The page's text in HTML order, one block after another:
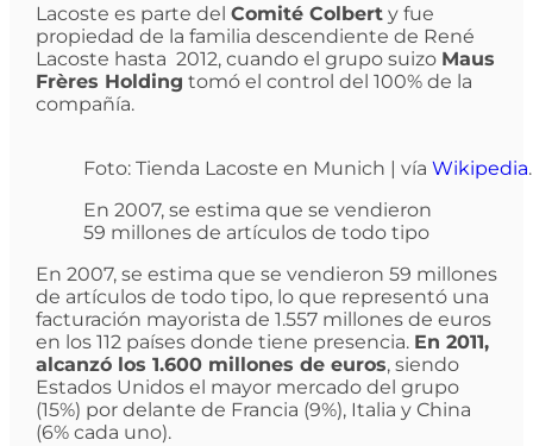
Lacoste es parte del Comité Colberty fue
propiedad de la familia descendiente de René
Lacoste hasta 2012, cuando el grupo suizo Maus
Frères Holding tomó el control del 100% de la
compañía.
Foto: Tienda Lacoste en Munich | vía Wikipedia.
En 2007, se estima que se vendieron
59 millones de artículos de todo tipo
En 2007, se estima que se vendieron 59 millones
de artículos de todo tipo, lo que representó una
facturación mayorista de 1.557 millones de euros
en los 112 países donde tiene presencia. En 2011,
alcanzó los 1.600 millones de euros, siendo
Estados Unidos el mayor mercado del grupo
(15%) por delante de Francia (9%), Italia y China
(6% cada uno).